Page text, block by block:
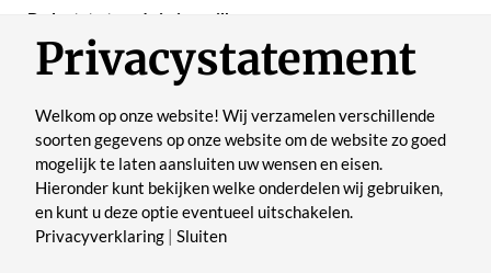
De laatste trends in je mailbox
Verstuur
Privacystatement
Welkom op onze website! Wij verzamelen verschillende
soorten gegevens op onze website om de website zo goed
mogelijk te laten aansluiten uw wensen en eisen.
Hieronder kunt bekijken welke onderdelen wij gebruiken,
en kunt u deze optie eventueel uitschakelen.
Privacyverklaring
Sluiten